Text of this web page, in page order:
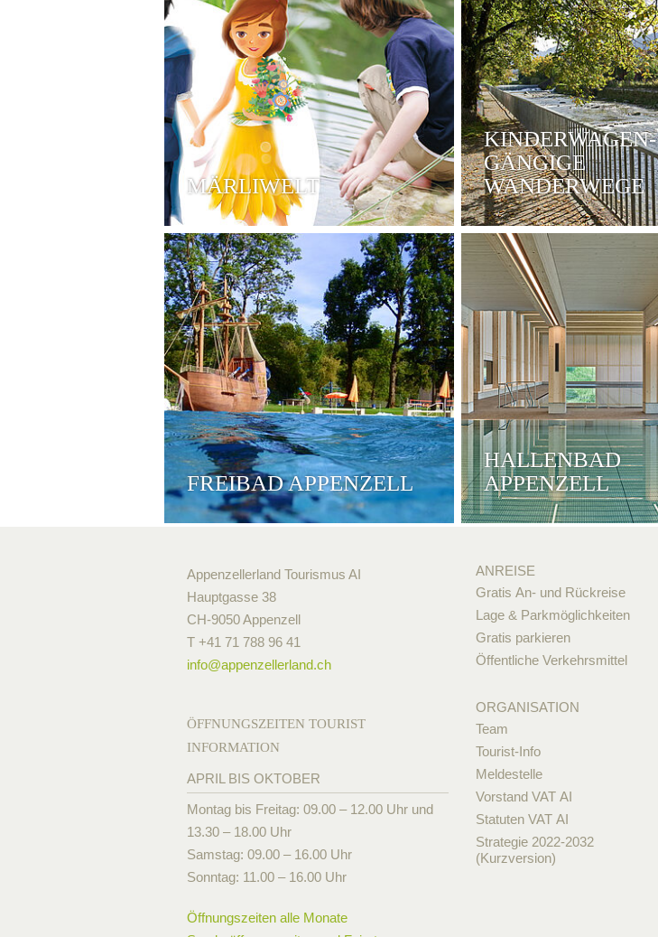
MÄRLIWELT
KINDERWAGEN-
GÄNGIGE
WANDERWEGE
FREIBAD APPENZELL
HALLENBAD
APPENZELL
Appenzellerland Tourismus AI
Hauptgasse 38
CH-9050 Appenzell
T +41 71 788 96 41
info@appenzellerland.ch
ÖFFNUNGSZEITEN TOURIST
INFORMATION
APRIL BIS OKTOBER
Montag bis Freitag: 09.00 – 12.00 Uhr und
13.30 – 18.00 Uhr
Samstag: 09.00 – 16.00 Uhr
Sonntag: 11.00 – 16.00 Uhr
Öffnungszeiten alle Monate
ANREISE
Gratis An- und Rückreise
Lage & Parkmöglichkeiten
Gratis parkieren
Öffentliche Verkehrsmittel
ORGANISATION
Team
Tourist-Info
Meldestelle
Vorstand VAT AI
Statuten VAT AI
Strategie 2022-2032
(Kurzversion)